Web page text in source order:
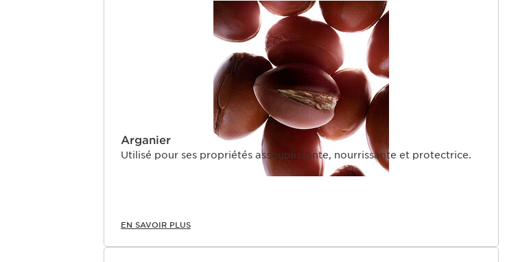
Arganier
Utilisé pour ses propriétés assouplissante, nourrissante et protectrice.
EN SAVOIR PLUS